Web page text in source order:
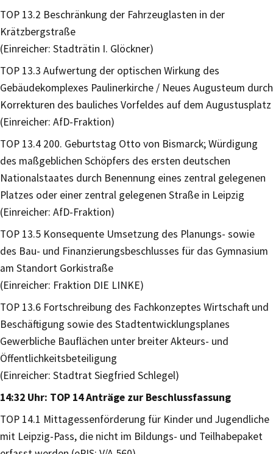
TOP 13.2 Beschränkung der Fahrzeuglasten in der
Krätzbergstraße
(Einreicher: Stadträtin I. Glöckner)
TOP 13.3 Aufwertung der optischen Wirkung des
Gebäudekomplexes Paulinerkirche / Neues Augusteum durch
Korrekturen des bauliches Vorfeldes auf dem Augustusplatz
(Einreicher: AfD-Fraktion)
TOP 13.4 200. Geburtstag Otto von Bismarck; Würdigung
des maßgeblichen Schöpfers des ersten deutschen
Nationalstaates durch Benennung eines zentral gelegenen
Platzes oder einer zentral gelegenen Straße in Leipzig
(Einreicher: AfD-Fraktion)
TOP 13.5 Konsequente Umsetzung des Planungs- sowie
des Bau- und Finanzierungsbeschlusses für das Gymnasium
am Standort Gorkistraße
(Einreicher: Fraktion DIE LINKE)
TOP 13.6 Fortschreibung des Fachkonzeptes Wirtschaft und
Beschäftigung sowie des Stadtentwicklungsplanes
Gewerbliche Bauflächen unter breiter Akteurs- und
Öffentlichkeitsbeteiligung
(Einreicher: Stadtrat Siegfried Schlegel)
14:32 Uhr: TOP 14 Anträge zur Beschlussfassung
TOP 14.1 Mittagessenförderung für Kinder und Jugendliche
mit Leipzig-Pass, die nicht im Bildungs- und Teilhabepaket